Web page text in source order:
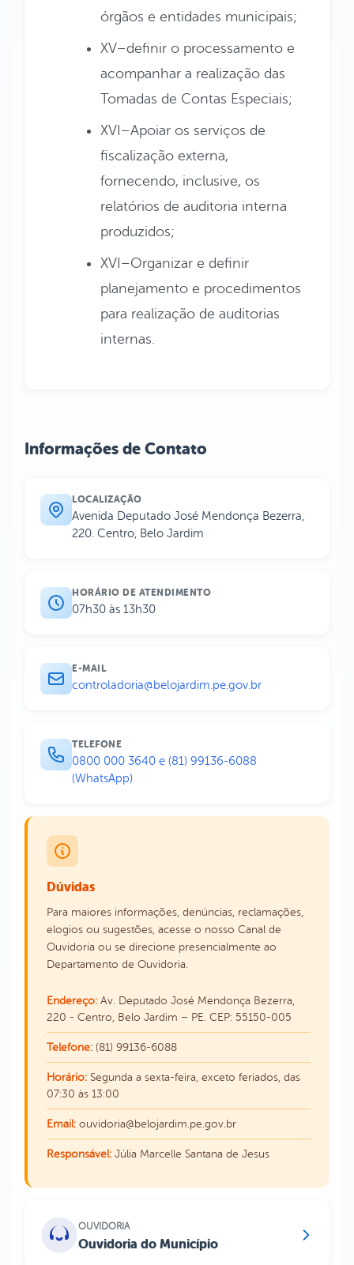
órgãos e entidades municipais;
XV–definir o processamento e
acompanhar a realização das
Tomadas de Contas Especiais;
XVI–Apoiar os serviços de
fiscalização externa,
fornecendo, inclusive, os
relatórios de auditoria interna
produzidos;
XVI–Organizar e definir
planejamento e procedimentos
para realização de auditorias
internas.
Informações de Contato
LOCALIZAÇÃO
Avenida Deputado José Mendonça Bezerra,
220. Centro, Belo Jardim
HORÁRIO DE ATENDIMENTO
07h30 às 13h30
E-MAIL
controladoria@belojardim.pe.gov.br
TELEFONE
0800 000 3640 e (81) 99136-6088
(WhatsApp)
Dúvidas
Para maiores informações, denúncias, reclamações,
elogios ou sugestões, acesse o nosso Canal de
Ouvidoria ou se direcione presencialmente ao
Departamento de Ouvidoria.
Endereço: Av. Deputado José Mendonça Bezerra,
220 - Centro, Belo Jardim – PE. CEP: 55150-005
Telefone: (81) 99136-6088
Horário: Segunda a sexta-feira, exceto feriados, das
07:30 às 13:00
Email: ouvidoria@belojardim.pe.gov.br
Responsável: Júlia Marcelle Santana de Jesus
OUVIDORIA
Ouvidoria do Município